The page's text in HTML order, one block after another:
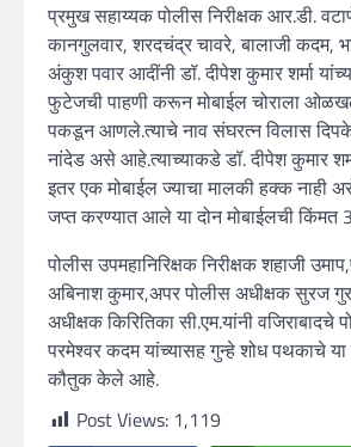
प्रमुख सहाय्यक पोलीस निरीक्षक आर.डी.
कानगुलवार, शरदचंद्र चावरे, बालाजी कदम,
अंकुश पवार आदींनी डॉ. दीपेश कुमार शर्मा
फुटेजची पाहणी करून मोबाईल चोराला
पकडून आणले.त्याचे नाव संघरत्न विलास दिपके
नांदेड असे आहे.त्याच्याकडे डॉ. दीपेश कुमार
इतर एक मोबाईल ज्याचा मालकी हक्क नाही
जप्त करण्यात आले या दोन मोबाईलची
पोलीस उपमहानिरिक्षक निरीक्षक शहाजी
अबिनाश कुमार,अपर पोलीस अधीक्षक सुरज
अधीक्षक किरितिका सी.एम.यांनी वजिराबादचे
परमेश्वर कदम यांच्यासह गुन्हे शोध पथकाचे या
कौतुक केले आहे.
Post Views: 1,119